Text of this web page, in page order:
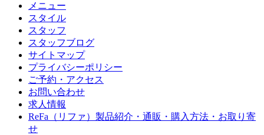
メニュー
スタイル
スタッフ
スタッフブログ
サイトマップ
プライバシーポリシー
ご予約・アクセス
お問い合わせ
求人情報
ReFa（リファ）製品紹介・通販・購入方法・お取り寄
せ